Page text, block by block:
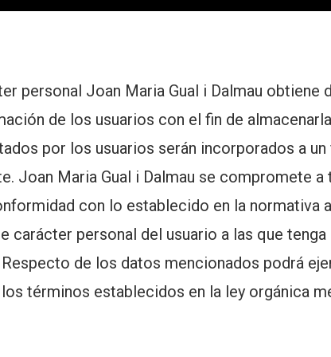
personal Joan Maria Gual i Dalmau
de los usuarios con el fin de
por los usuarios serán incorporados a
Joan Maria Gual i Dalmau se compromete
con lo establecido en la normativa
carácter personal del usuario a las que
de los datos mencionados podrá
términos establecidos en la ley orgánica